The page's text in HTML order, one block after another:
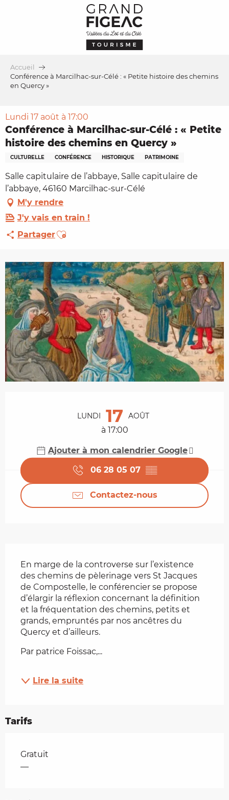
Accueil
Conférence à Marcilhac-sur-Célé : « Petite histoire des chemins
en Quercy »
Lundi 17 août à 17:00
Conférence à Marcilhac-sur-Célé : « Petite
histoire des chemins en Quercy »
CULTURELLE CONFÉRENCE HISTORIQUE PATRIMOINE
Salle capitulaire de l’abbaye, Salle capitulaire de
l’abbaye, 46160 Marcilhac-sur-Célé
M'y rendre
J'y vais en train !
PartagerAjouter aux favoris
LUNDI 17 AOÛT
à 17:00
Ajouter à mon calendrier Google
06 28 05 07 ▒▒
Contactez-nous
En marge de la controverse sur l’existence
des chemins de pèlerinage vers St Jacques
de Compostelle, le conférencier se propose
d’élargir la réflexion concernant la définition
et la fréquentation des chemins, petits et
grands, empruntés par nos ancêtres du
Quercy et d’ailleurs.
Par patrice Foissac,...
Lire la suite
Tarifs
Tarifs 2026
Gratuit
—